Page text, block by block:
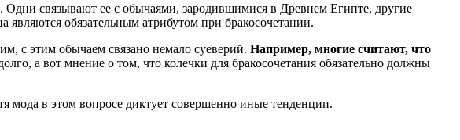
Одни связывают ее с обычаями, зародившимися в Древнем Египте, другие
обязательным атрибутом при бракосочетании.
с этим обычаем связано немало суеверий. Например, многие считают, что
а вот мнение о том, что колечки для бракосочетания обязательно должны
мода в этом вопросе диктует совершенно иные тенденции.